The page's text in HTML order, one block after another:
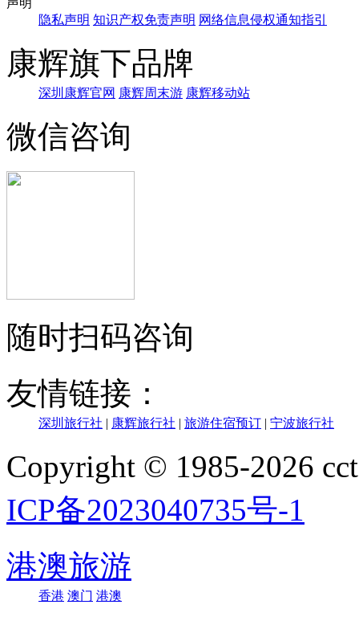
声明
隐私声明 知识产权免责声明 网络信息侵权通知指引
康辉旗下品牌
深圳康辉官网 康辉周末游 康辉移动站
微信咨询
随时扫码咨询
友情链接：
深圳旅行社 | 康辉旅行社 | 旅游住宿预订 | 宁波旅行社
Copyright © 1985-2026
ICP备2023040735号-1
港澳旅游
香港 澳门 港澳